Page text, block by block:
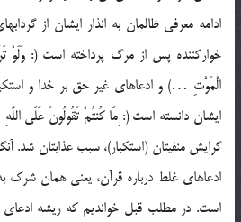
ادامه معرفي ظالمان به انذار ايشان از
خوارکننده پس از مرگ پرداخته است (: وَلَوْ
الْمَوْتِ …) و ادعاهاي غير حق بر خدا و
ايشان دانسته است (: ِمَا كُنتُمْ تَقُولُونَ عَلَى
گرايش منفيتان (استکبار)، سبب عذابتان شد.
ادعاهاي غلط درباره قرآن، يعني همان شرک به
است. در مطلب قبل خوانديم که ريشه